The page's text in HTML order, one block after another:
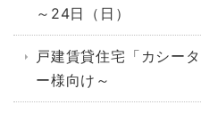
～24日（日）
戸建賃貸住宅「カシー
ー様向け～